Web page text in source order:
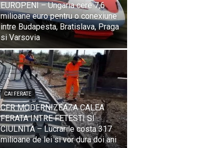
EUROPENI – Ungaria cere 7,6
milioane euro pentru o conexiune
intre Budapesta, Bratislava, Praga
si Varsovia
CAI FERATE
CFR MODERNIZEAZA CALEA
FERATA INTRE FETESTI SI
CIULNITA – Lucrarile costa 317
milioane de lei si vor dura doi ani